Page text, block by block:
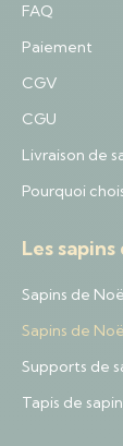
FAQ
Paiement
CGV
CGU
Livraison de
Pourquoi
Les
Sapins de
Sapins de
Supports de
Tapis de